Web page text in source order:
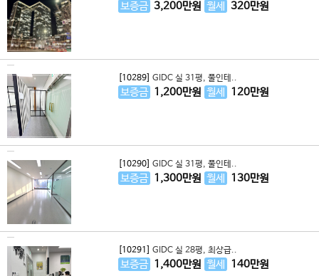
보증금 3,200만원 월세 320만원
[10289] GIDC 실 31평, 풀인테..
보증금 1,200만원 월세 120만원
[10290] GIDC 실 31평, 풀인테..
보증금 1,300만원 월세 130만원
[10291] GIDC 실 28평, 최상급..
보증금 1,400만원 월세 140만원